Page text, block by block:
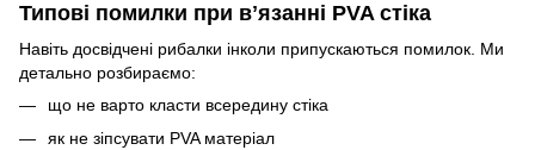
Типові помилки при вʼязанні PVA стіка
Навіть досвідчені рибалки інколи припускаються помилок. Ми
детально розбираємо:
що не варто класти всередину стіка
як не зіпсувати PVA матеріал